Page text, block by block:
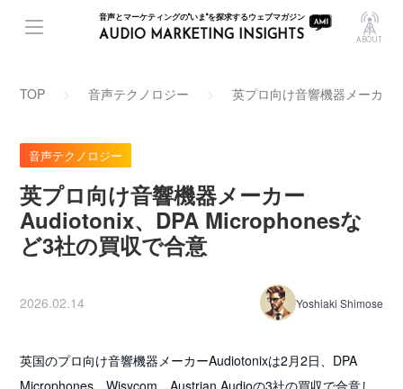
音声とマーケティングの"いま"を探求するウェブマガジン
AUDIO MARKETING INSIGHTS ABOUT
TOP 音声テクノロジー 英プロ向け音響機器メーカ
音声テクノロジー
英プロ向け音響機器メーカー
Audiotonix、DPA Microphonesな
ど3社の買収で合意
2026.02.14 Yoshiaki Shimose
英国のプロ向け音響機器メーカーAudiotonixは2月2日、DPA
Microphones、Wisycom、Austrian Audioの3社の買収で合意し